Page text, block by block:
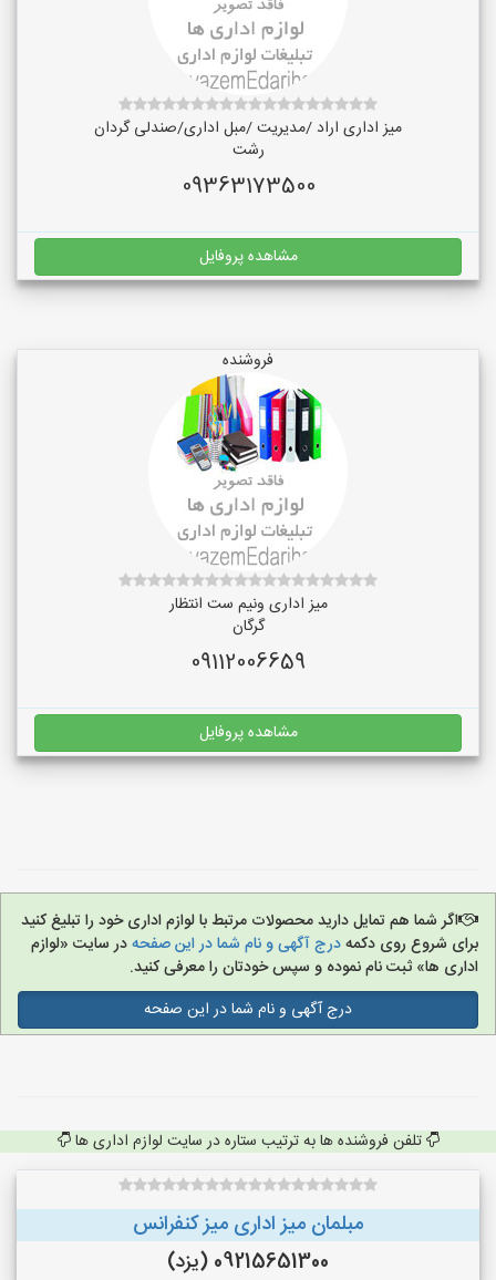
میز اداری اراد /مدیریت /مبل اداری/صندلی گردان
رشت
09363173500
مشاهده پروفایل
فروشنده
میز اداری ونیم ست انتظار
گرگان
09112006659
مشاهده پروفایل
اگر شما هم تمایل دارید محصولات مرتبط با لوازم اداری خود را تبلیغ کنید
برای شروع روی دکمهدرج آگهی و نام شما در این صفحهدر سایت «لوازم
اداری ها» ثبت نام نموده و سپس خودتان را معرفی کنید.
درج آگهی و نام شما در این صفحه
تلفن فروشنده ها به ترتیب ستاره در سایت لوازم اداری ها
مبلمان میز اداری میز کنفرانس
09215651300 (یزد)